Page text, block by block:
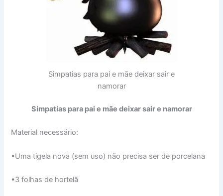
Simpatias para pai e mãe deixar sair e
namorar
Simpatias para pai e mãe deixar sair e namorar
Material necessário:
•Uma tigela nova (sem uso) não precisa ser de porcelana
•3 folhas de hortelã